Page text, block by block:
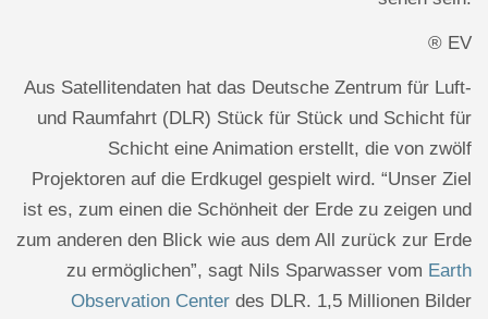
® EV
Aus Satellitendaten hat das Deutsche Zentrum für Luft-
und Raumfahrt (DLR) Stück für Stück und Schicht für
Schicht eine Animation erstellt, die von zwölf
Projektoren auf die Erdkugel gespielt wird. “Unser Ziel
ist es, zum einen die Schönheit der Erde zu zeigen und
zum anderen den Blick wie aus dem All zurück zur Erde
zu ermöglichen”, sagt Nils Sparwasser vom Earth
Observation Center des DLR. 1,5 Millionen Bilder